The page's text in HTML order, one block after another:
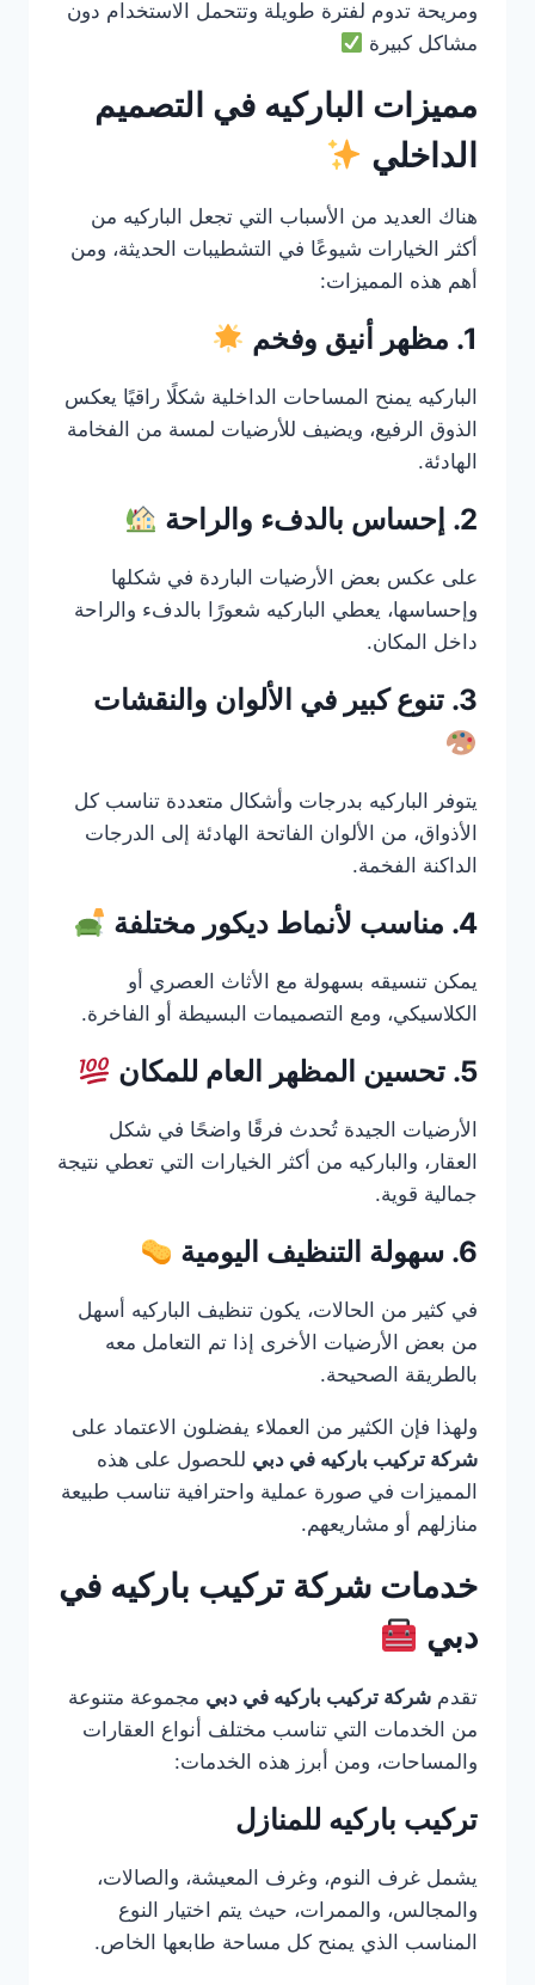
ومريحة تدوم لفترة طويلة وتتحمل الاستخدام دون
مشاكل كبيرة
مميزات الباركيه في التصميم
الداخلي
هناك العديد من الأسباب التي تجعل الباركيه من
أكثر الخيارات شيوعًا في التشطيبات الحديثة، ومن
أهم هذه المميزات:
1. مظهر أنيق وفخم
الباركيه يمنح المساحات الداخلية شكلًا راقيًا يعكس
الذوق الرفيع، ويضيف للأرضيات لمسة من الفخامة
الهادئة.
2. إحساس بالدفء والراحة
على عكس بعض الأرضيات الباردة في شكلها
وإحساسها، يعطي الباركيه شعورًا بالدفء والراحة
داخل المكان.
3. تنوع كبير في الألوان والنقشات
يتوفر الباركيه بدرجات وأشكال متعددة تناسب كل
الأذواق، من الألوان الفاتحة الهادئة إلى الدرجات
الداكنة الفخمة.
4. مناسب لأنماط ديكور مختلفة
يمكن تنسيقه بسهولة مع الأثاث العصري أو
الكلاسيكي، ومع التصميمات البسيطة أو الفاخرة.
5. تحسين المظهر العام للمكان
الأرضيات الجيدة تُحدث فرقًا واضحًا في شكل
العقار، والباركيه من أكثر الخيارات التي تعطي نتيجة
جمالية قوية.
6. سهولة التنظيف اليومية
في كثير من الحالات، يكون تنظيف الباركيه أسهل
من بعض الأرضيات الأخرى إذا تم التعامل معه
بالطريقة الصحيحة.
ولهذا فإن الكثير من العملاء يفضلون الاعتماد على
شركة تركيب باركيه في دبي للحصول على هذه
المميزات في صورة عملية واحترافية تناسب طبيعة
منازلهم أو مشاريعهم.
خدمات شركة تركيب باركيه في
دبي
تقدم شركة تركيب باركيه في دبي مجموعة متنوعة
من الخدمات التي تناسب مختلف أنواع العقارات
والمساحات، ومن أبرز هذه الخدمات:
تركيب باركيه للمنازل
يشمل غرف النوم، وغرف المعيشة، والصالات،
والمجالس، والممرات، حيث يتم اختيار النوع
المناسب الذي يمنح كل مساحة طابعها الخاص.